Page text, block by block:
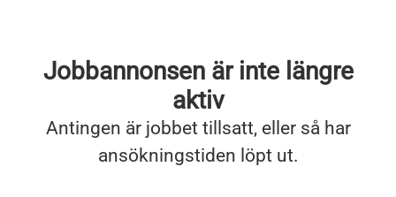
Jobbannonsen är inte längre
aktiv
Antingen är jobbet tillsatt, eller så har
ansökningstiden löpt ut.